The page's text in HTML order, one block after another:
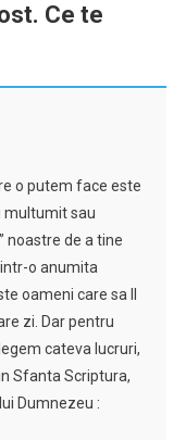
Ce te
o putem face este
multumit sau
noastre de a tine
o anumita
oameni care sa Il
zi. Dar pentru
cateva lucruri,
Sfanta Scriptura,
Dumnezeu :